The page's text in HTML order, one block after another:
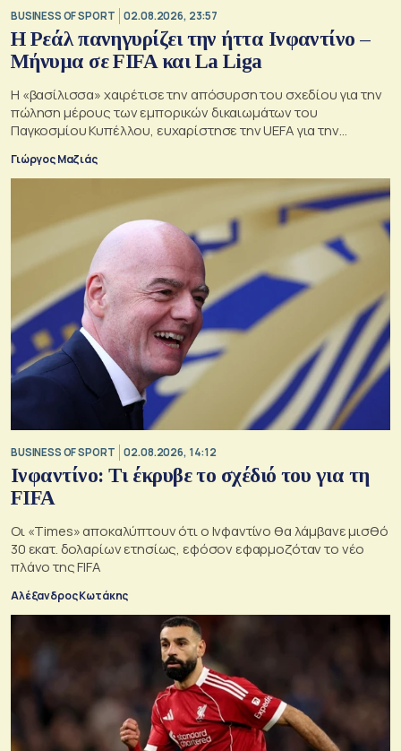
BUSINESS OF SPORT 02.08.2026, 23:57
Η Ρεάλ πανηγυρίζει την ήττα Ινφαντίνο –
Μήνυμα σε FIFA και La Liga
Η «βασίλισσα» χαιρέτισε την απόσυρση του σχεδίου για την
πώληση μέρους των εμπορικών δικαιωμάτων του
Παγκοσμίου Κυπέλλου, ευχαρίστησε την UEFA για την
πολυετή σύγκρουση για τη συμφωνία της La Liga με το
επενδυτικό ταμείο CVC.
Γιώργος Μαζιάς
BUSINESS OF SPORT 02.08.2026, 14:12
Ινφαντίνο: Τι έκρυβε το σχέδιό του για τη
FIFA
Οι «Times» αποκαλύπτουν ότι ο Ινφαντίνο θα λάμβανε μισθό
30 εκατ. δολαρίων ετησίως, εφόσον εφαρμοζόταν το νέο
πλάνο της FIFA
Αλέξανδρος Κωτάκης